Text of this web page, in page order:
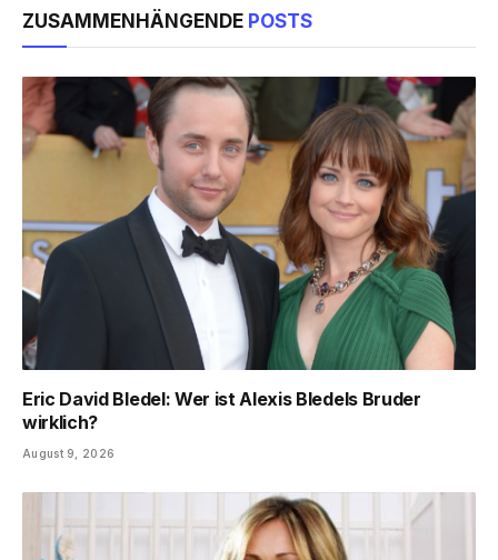
ZUSAMMENHÄNGENDE POSTS
Eric David Bledel: Wer ist Alexis Bledels Bruder
wirklich?
August 9, 2026